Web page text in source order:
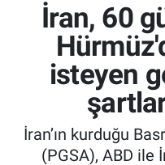
İran, 60
isteyen
İran’ın kurduğu
(PGSA), ABD ile